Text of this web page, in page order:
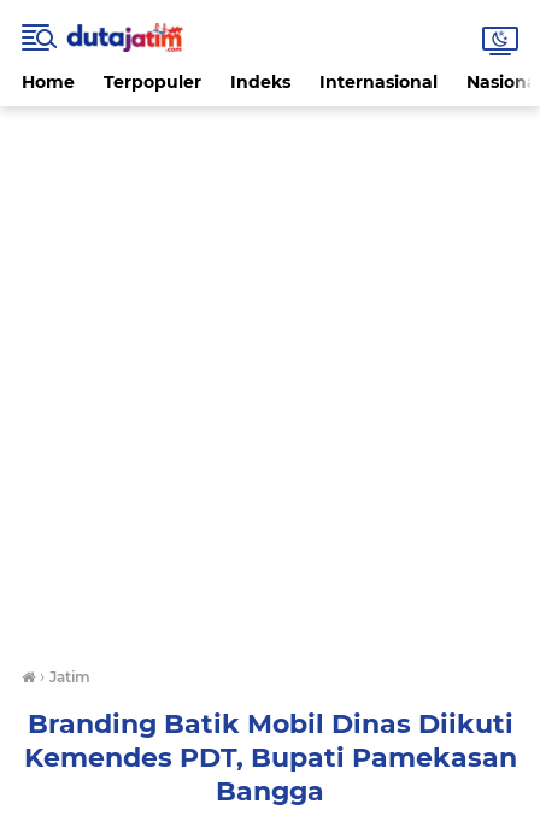
Home Terpopuler Indeks Internasional
› Jatim
Branding Batik Mobil Dinas Diikuti
Kemendes PDT, Bupati Pamekasan
Bangga